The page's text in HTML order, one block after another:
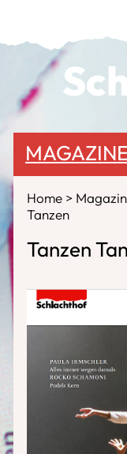
Home
Tanzen
Tanzen